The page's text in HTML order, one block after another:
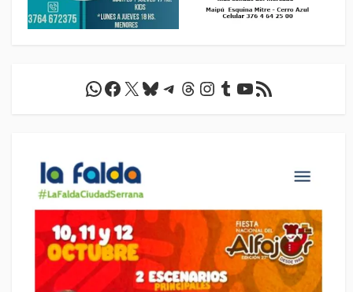
WhatsApp
Facebook
X Bluesky
Telegram
Threads
Instagram
Tumblr
YouTube
Feed RSS